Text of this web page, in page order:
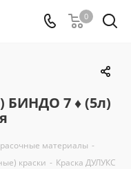
0
БИНДО 7 ♦ (5л)
материалы -
краски - Краска ДУЛУКС